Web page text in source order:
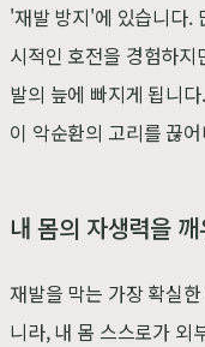
'재발 방지'에 있습니다.
시적인 호전을 경험하
발의 늪에 빠지게 됩니
이 악순환의 고리를 끊
내 몸의 자생력을
재발을 막는 가장 확실
니라, 내 몸 스스로가 외